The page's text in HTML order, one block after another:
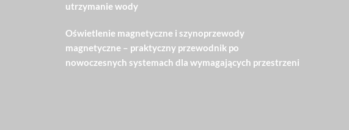
utrzymanie wody
Oświetlenie magnetyczne i szynoprzewody
magnetyczne – praktyczny przewodnik po
nowoczesnych systemach dla wymagających przestrzeni